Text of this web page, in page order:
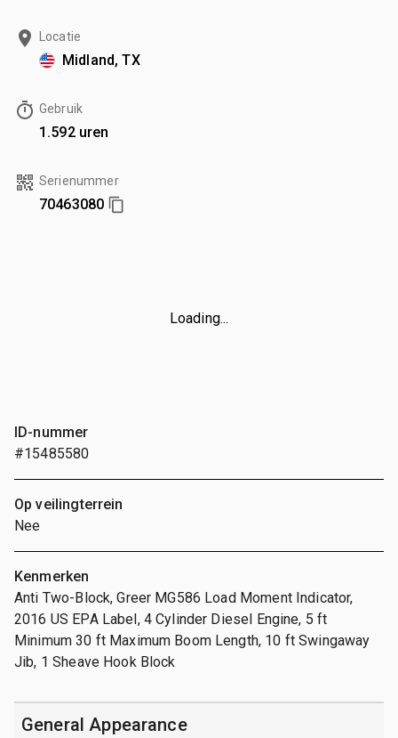
Locatie
Midland, TX
Gebruik
1.592 uren
Serienummer
70463080
Loading...
ID-nummer
#15485580
Op veilingterrein
Nee
Kenmerken
Anti Two-Block, Greer MG586 Load Moment Indicator,
2016 US EPA Label, 4 Cylinder Diesel Engine, 5 ft
Minimum 30 ft Maximum Boom Length, 10 ft Swingaway
Jib, 1 Sheave Hook Block
General Appearance